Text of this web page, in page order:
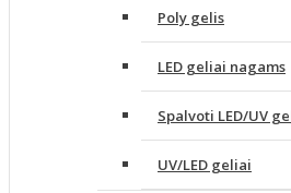
Poly gelis
LED geliai nagams
Spalvoti LED/UV
UV/LED geliai